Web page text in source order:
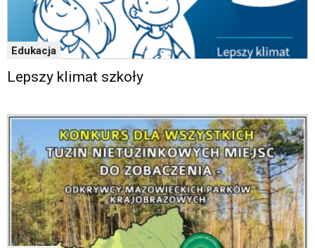
Edukacja
Lepszy klimat szkoły